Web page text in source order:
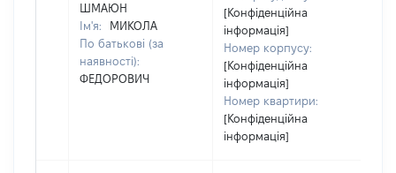
ШМАЮН
Ім'я:
МИКОЛА
По батькові (за
наявності):
ФЕДОРОВИЧ
[Конфіденційна
інформація]
Номер корпусу:
[Конфіденційна
інформація]
Номер квартири:
[Конфіденційна
інформація]